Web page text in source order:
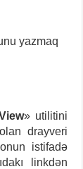
yazmaq
» utilitini
drayveri
istifadə
linkdən